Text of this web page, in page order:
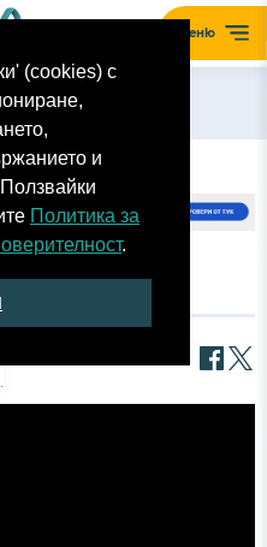
(cookies) с
и
Политика за
.
Меню